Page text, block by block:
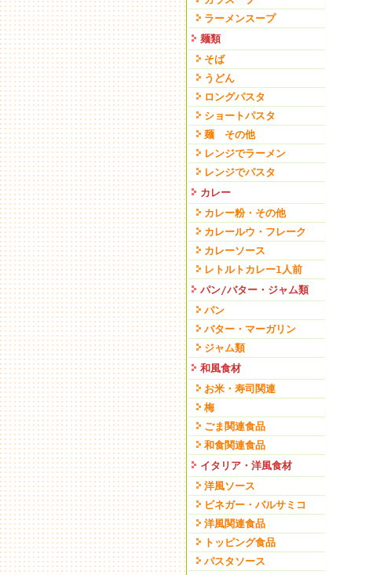
ラーメンスープ
麺類
そば
うどん
ロングパスタ
ショートパスタ
麺 その他
レンジでラーメン
レンジでパスタ
カレー
カレー粉・その他
カレールウ・フレーク
カレーソース
レトルトカレー1人前
パン/バター・ジャム類
パン
バター・マーガリン
ジャム類
和風食材
お米・寿司関連
梅
ごま関連食品
和食関連食品
イタリア・洋風食材
洋風ソース
ビネガー・バルサミコ
洋風関連食品
トッピング食品
パスタソース